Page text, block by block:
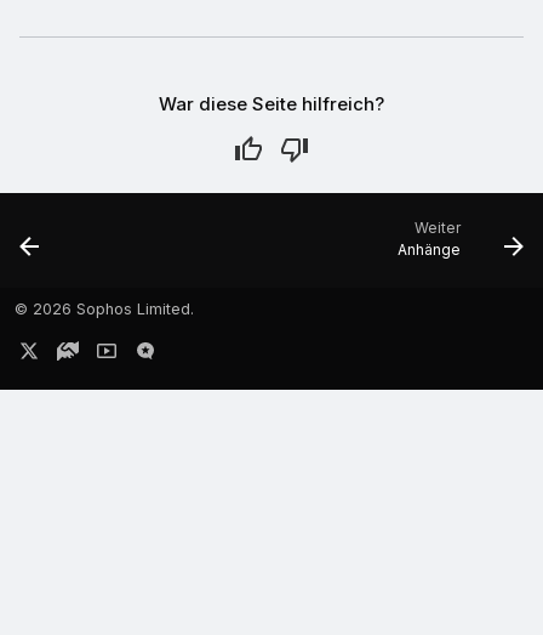
War diese Seite hilfreich?
Weiter
Anhänge
© 2026 Sophos Limited.